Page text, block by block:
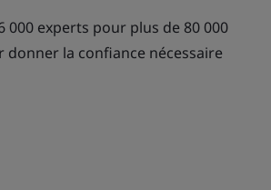
000 experts pour plus de 80 000
donner la confiance nécessaire